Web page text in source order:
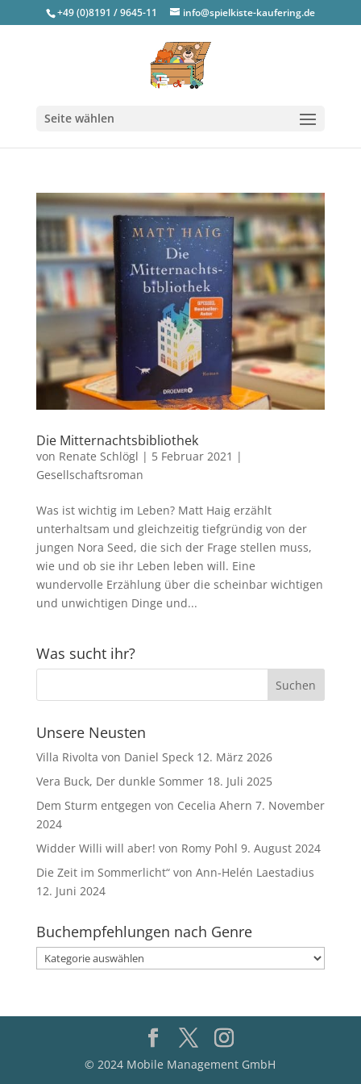
+49 (0)8191 / 9645-11 info@spielkiste-kaufering.de
Seite wählen
Die Mitternachtsbibliothek
von Renate Schlögl | 5 Februar 2021 |
Gesellschaftsroman
Was ist wichtig im Leben? Matt Haig erzählt
unterhaltsam und gleichzeitig tiefgründig von der
jungen Nora Seed, die sich der Frage stellen muss,
wie und ob sie ihr Leben leben will. Eine
wundervolle Erzählung über die scheinbar wichtigen
und unwichtigen Dinge und...
Was sucht ihr?
Unsere Neusten
Villa Rivolta von Daniel Speck 12. März 2026
Vera Buck, Der dunkle Sommer 18. Juli 2025
Dem Sturm entgegen von Cecelia Ahern 7. November
2024
Widder Willi will aber! von Romy Pohl 9. August 2024
Die Zeit im Sommerlicht“ von Ann-Helén Laestadius
12. Juni 2024
Buchempfehlungen nach Genre
Buchempfehlungen
nach
© 2024 Mobile Management GmbH